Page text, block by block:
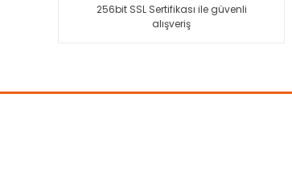
256bit SSL Sertifikası ile güvenli
alışveriş